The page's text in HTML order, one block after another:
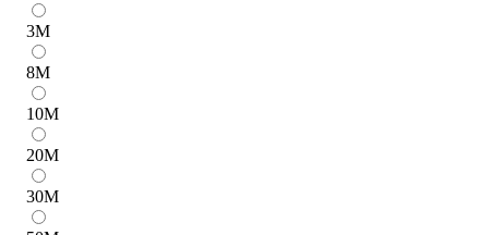
3M
8M
10M
20M
30M